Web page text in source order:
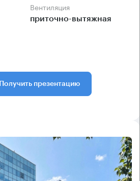
Вентиляция
приточно-вытяжная
Получить презентацию